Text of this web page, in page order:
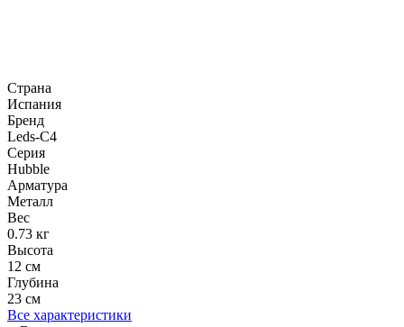
Страна
Испания
Бренд
Leds-C4
Серия
Hubble
Арматура
Металл
Вес
0.73 кг
Высота
12 см
Глубина
23 см
Все характеристики